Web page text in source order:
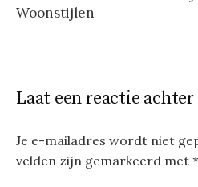
Woonstijlen
Laat een reactie achter
Je e-mailadres wordt niet
velden zijn gemarkeerd met *